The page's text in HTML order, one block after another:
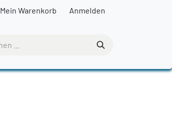
Mein Warenkorb Anmelden